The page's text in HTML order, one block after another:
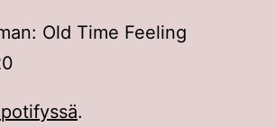
Old Time Feeling
.